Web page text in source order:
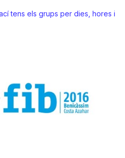
tens els grups per dies, hores i